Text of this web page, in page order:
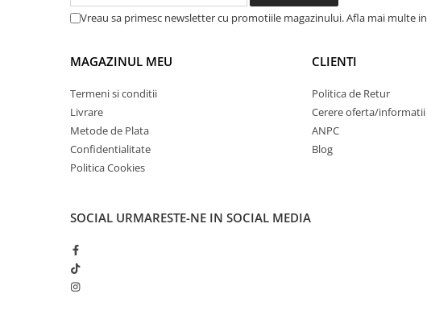
Vreau sa primesc newsletter cu promotiile magazinului. Afla mai multe in
MAGAZINUL MEU
Termeni si conditii
Livrare
Metode de Plata
Confidentialitate
Politica Cookies
CLIENTI
Politica de Retur
Cerere oferta/informatii
ANPC
Blog
SOCIAL URMARESTE-NE IN SOCIAL MEDIA